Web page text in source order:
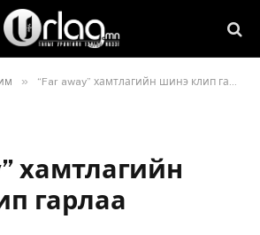
» “Far away” хамтлагийн шинэ клип гарлаа
хамтлагийн
гарлаа